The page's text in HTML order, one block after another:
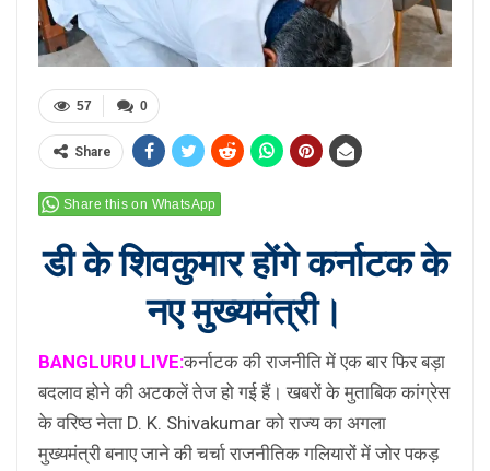
0
57
Share
Share this on WhatsApp
डी के शिवकुमार होंगे कर्नाटक के
नए मुख्यमंत्री।
BANGLURU LIVE:कर्नाटक की राजनीति में एक बार फिर बड़ा
बदलाव होने की अटकलें तेज हो गई हैं। खबरों के मुताबिक कांग्रेस
के वरिष्ठ नेता D. K. Shivakumar को राज्य का अगला
मुख्यमंत्री बनाए जाने की चर्चा राजनीतिक गलियारों में जोर पकड़